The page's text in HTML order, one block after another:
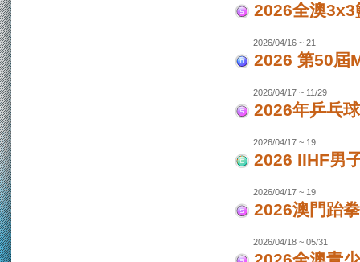
2026全澳3x3
2026/04/16 ~ 21
2026 第50屆
2026/04/17 ~ 11/29
2026年乒乓
2026/04/17 ~ 19
2026 IIHF男
2026/04/17 ~ 19
2026澳門跆
2026/04/18 ~ 05/31